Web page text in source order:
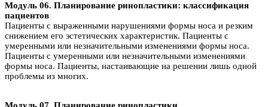
Модуль 06. Планирование ринопластики: классификация
пациентов
Пациенты с выраженными нарушениями формы носа и резким
снижением его эстетических характеристик. Пациенты с
умеренными или незначительными изменениями формы носа.
Пациенты с умеренными или незначительными изменениями
формы носа. Пациенты, настаивающие на решении лишь одной
проблемы из многих.